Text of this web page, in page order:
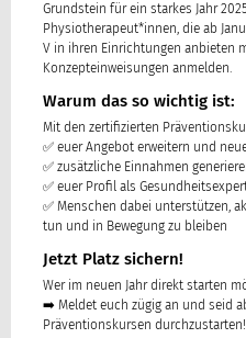
Grundstein für ein starkes Jahr
Physiotherapeut*innen, die ab
V in ihren Einrichtungen anbieten
Konzepteinweisungen anmelden.
Warum das so wichtig ist:
Mit den zertifizierten
✅ euer Angebot erweitern und
✅ zusätzliche Einnahmen
✅ euer Profil als
✅ Menschen dabei unterstützen,
tun und in Bewegung zu bleiben
Jetzt Platz sichern!
Wer im neuen Jahr direkt starten
➡️ Meldet euch zügig an und seid
Präventionskursen durchzustarten!